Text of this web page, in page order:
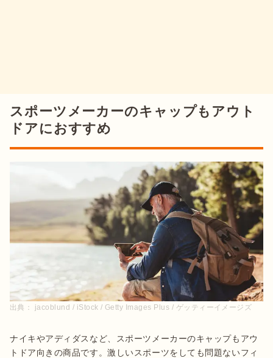
スポーツメーカーのキャップもアウト
ドアにおすすめ
出典： jacoblund / iStock / Getty Images Plus / ゲッティーイメージズ
ナイキやアディダスなど、スポーツメーカーのキャップもアウ
トドア向きの商品です。激しいスポーツをしても問題ないフィ